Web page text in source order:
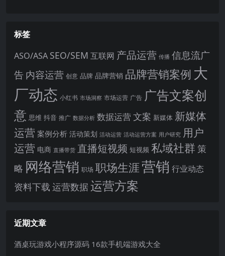
标签
ASO/ASA SEO/SEM 互联网 产品运营 传播 信息流广
告 内容运营 创意 品牌 品牌营销 品牌营销案例 大
厂动态 小红书 市场洞察 市场运营 广告 广告文案创
意 思维 抖音 推广 数据分析 数据运营 文案 新媒体 新媒体
运营 案例分析 活动策划 活动运营 活动运营方案 用户研究 用户
运营 电商 直播带货 直播短视频 短视频 私域社群 策
略 网络营销 职场 职场生涯营销 行业动态
资料下载 运营数据运营方案
近期文章
酒桌玩游戏小程序源码 16款手机端游戏大全